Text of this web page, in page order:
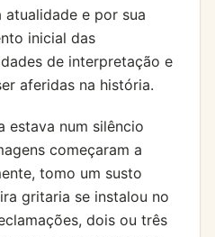
atualidade e por sua
inicial das
de interpretação e
aferidas na história.
estava num silêncio
começaram a
tomo um susto
gritaria se instalou no
dois ou três